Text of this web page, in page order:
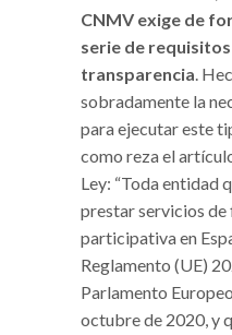
CNMV exige de
serie de
transparencia.
sobradamente la
para ejecutar este
como reza el
Ley: “Toda entidad
prestar servicios
participativa en
Reglamento (UE)
Parlamento
octubre de 2020, y